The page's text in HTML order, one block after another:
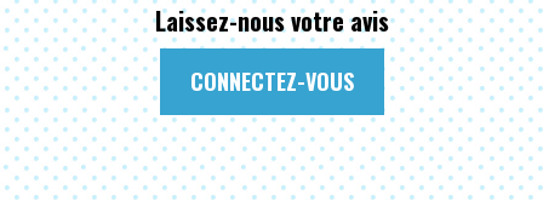
Laissez-nous votre avis
CONNECTEZ-VOUS